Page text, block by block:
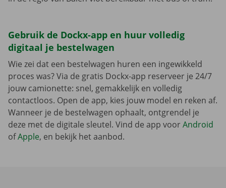
Gebruik de Dockx-app en huur volledig
digitaal je bestelwagen
Wie zei dat een bestelwagen huren een ingewikkeld
proces was? Via de gratis Dockx-app reserveer je 24/7
jouw camionette: snel, gemakkelijk en volledig
contactloos. Open de app, kies jouw model en reken af.
Wanneer je de bestelwagen ophaalt, ontgrendel je
deze met de digitale sleutel. Vind de app voorAndroid
ofApple, en bekijk het aanbod.